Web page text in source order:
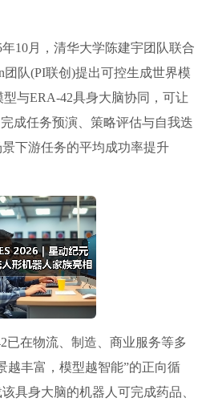
10月，清华大学陈建宇团队联合
团队(PI联创)提出可控生成世界模
与ERA-42具身大脑协同，可让
成任务预演、策略评估与自我迭
下游任务的平均成功率提升
已在物流、制造、商业服务等多
越丰富，模型越智能”的正向循
具身大脑的机器人可完成药品、